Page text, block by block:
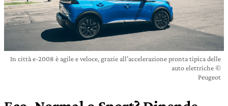
In città e-2008 è agile e veloce, grazie all’accelerazione pronta tipica delle
auto elettriche ©
Peugeot